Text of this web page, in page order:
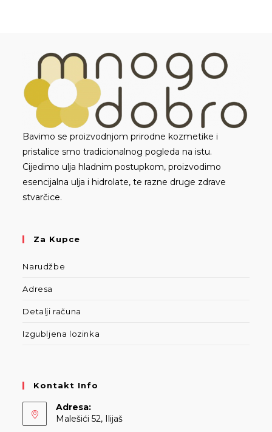
Bavimo se proizvodnjom prirodne kozmetike i
pristalice smo tradicionalnog pogleda na istu.
Cijedimo ulja hladnim postupkom, proizvodimo
esencijalna ulja i hidrolate, te razne druge zdrave
stvarčice.
Za Kupce
Narudžbe
Adresa
Detalji računa
Izgubljena lozinka
Kontakt Info
Adresa:
Malešići 52, Ilijaš